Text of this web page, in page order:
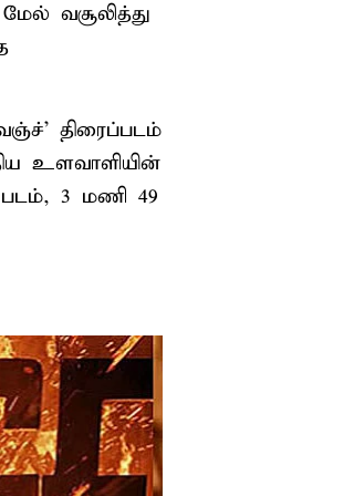
வசூலித்து
திரைப்படம்
உளவாளியின்
3 மணி 49